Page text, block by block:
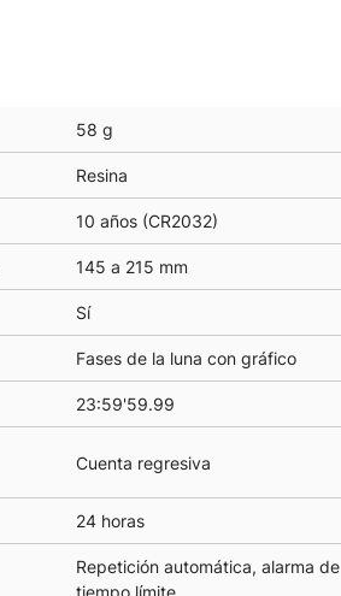
58 g
Resina
10 años (CR2032)
145 a 215 mm
Sí
Fases de la luna con gráfico
23:59'59.99
Cuenta regresiva
24 horas
Repetición automática, alarma de